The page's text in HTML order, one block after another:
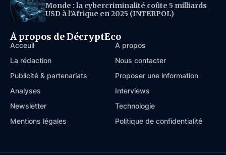
Monde : la cybercriminalité coûte 5 milliards
USD à l’Afrique en 2025 (INTERPOL)
À propos de DécryptEco
Acceuil
À propos
La rédaction
Nous contacter
Publicité & partenariats
Proposer une information
Analyses
Interviews
Newsletter
Technologie
Mentions légales
Politique de confidentialité